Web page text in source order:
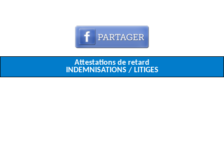
Attestations de retard
INDEMNISATIONS / LITIGES